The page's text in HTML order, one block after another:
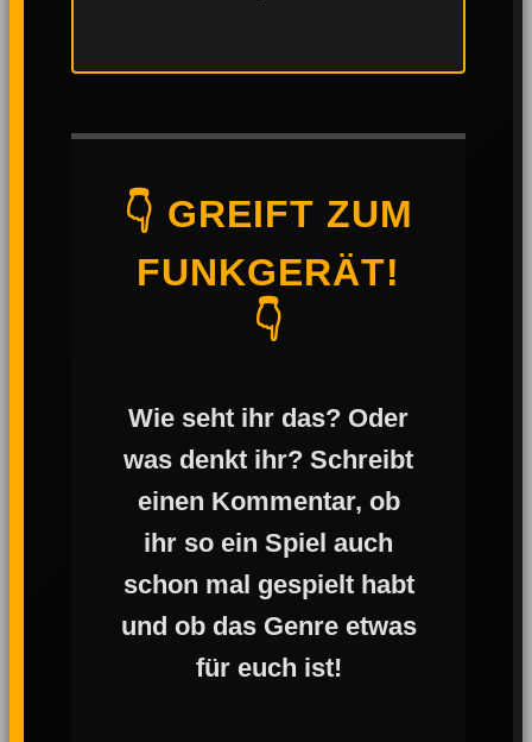
👇 GREIFT ZUM
FUNKGERÄT!
👇
Wie seht ihr das? Oder
was denkt ihr? Schreibt
einen Kommentar, ob
ihr so ein Spiel auch
schon mal gespielt habt
und ob das Genre etwas
für euch ist!